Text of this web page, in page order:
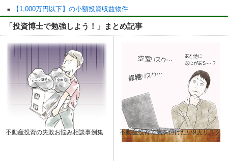
【1,000万円以下】の小額投資収益物件
「投資博士で勉強しよう！」まとめ記事
不動産投資の失敗お悩み相談事例集 不動産投資で気を付けたい9大リスク